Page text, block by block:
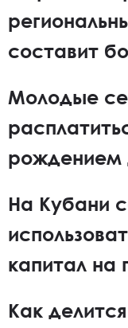
составит
Молодые
рождением
На Кубани
капитал на
Как